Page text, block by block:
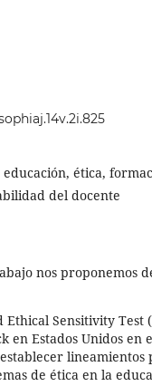
ética,
del docente
nos proponemos
Sensitivity Test
Estados Unidos en
lineamientos
de ética en la